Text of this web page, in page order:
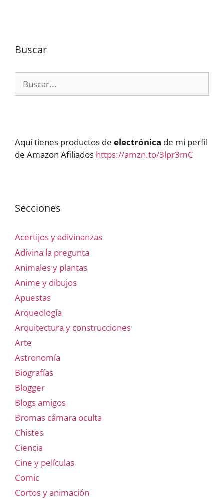
Buscar
Aquí tienes productos de electrónica de mi perfil
de Amazon Afiliados https://amzn.to/3lpr3mC
Secciones
Acertijos y adivinanzas
Adivina la pregunta
Animales y plantas
Anime y dibujos
Apuestas
Arqueología
Arquitectura y construcciones
Arte
Astronomía
Biografías
Blogger
Blogs amigos
Bromas cámara oculta
Chistes
Ciencia
Cine y películas
Comic
Cortos y animación